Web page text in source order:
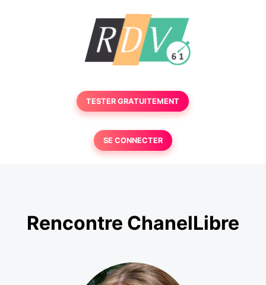
TESTER GRATUITEMENT
SE CONNECTER
Rencontre ChanelLibre